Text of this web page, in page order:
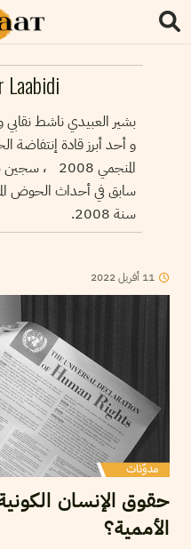
Laabidi
بشير العبيدي ناشط
و أحد أبرز قادة إنتفاضة
المنجمي 2008
سابق في أحداث الحوض
سنة 2008.
11 أفريل2022
حقوق الإنسان
الأممية؟